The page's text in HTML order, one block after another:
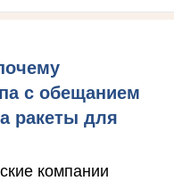
с обещанием
ракеты для
компании